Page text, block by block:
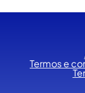
Termos e